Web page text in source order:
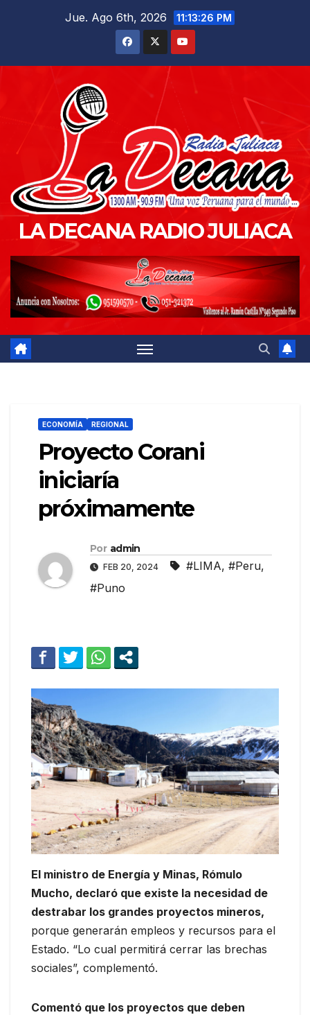
Jue. Ago 6th, 2026 11:13:27 PM
LA DECANA RADIO JULIACA
ECONOMÍA REGIONAL
Proyecto Corani
iniciaría
próximamente
Por admin
FEB 20, 2024 #LIMA, #Peru,
#Puno
El ministro de Energía y Minas, Rómulo
Mucho, declaró que existe la necesidad de
destrabar los grandes proyectos mineros,
porque generarán empleos y recursos para el
Estado. “Lo cual permitirá cerrar las brechas
sociales”, complementó.
Comentó que los proyectos que deben